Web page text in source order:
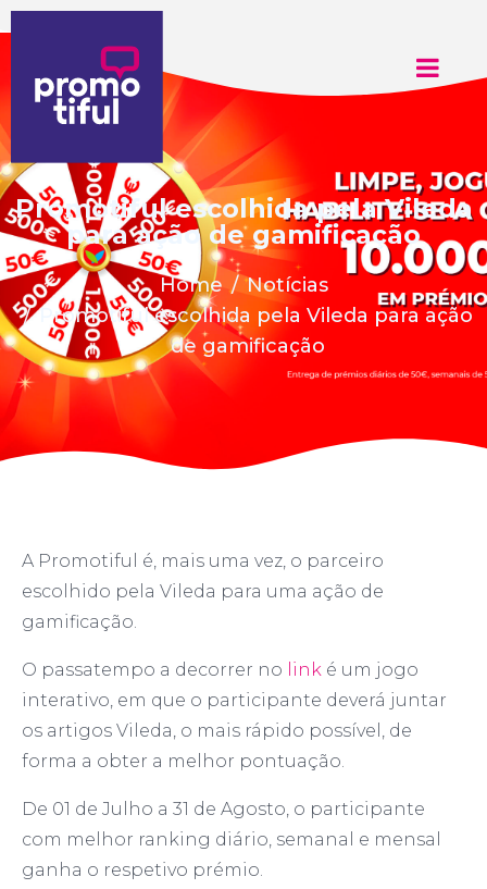
Promotiful escolhida pela Vileda
para ação de gamificação
Home
Notícias
Promotiful escolhida pela Vileda para ação
de gamificação
A Promotiful é, mais uma vez, o parceiro
escolhido pela Vileda para uma ação de
gamificação.
O passatempo a decorrer no link é um jogo
interativo, em que o participante deverá juntar
os artigos Vileda, o mais rápido possível, de
forma a obter a melhor pontuação.
De 01 de Julho a 31 de Agosto, o participante
com melhor ranking diário, semanal e mensal
ganha o respetivo prémio.